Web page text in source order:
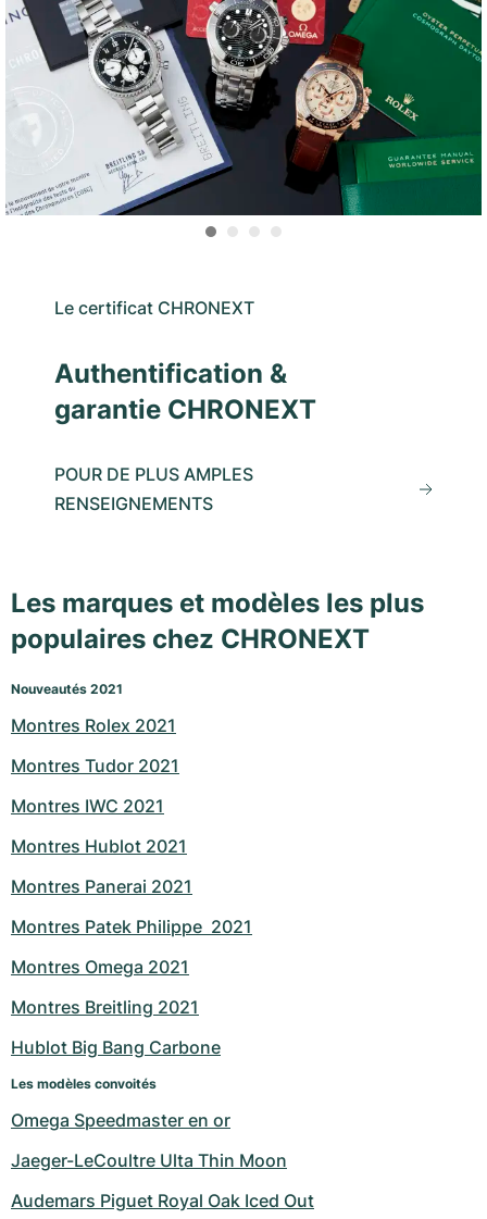
Le certificat CHRONEXT
Authentification &
garantie CHRONEXT
POUR DE PLUS AMPLES
RENSEIGNEMENTS
Les marques et modèles les plus
populaires chez CHRONEXT
Nouveautés 2021
Montres Rolex 2021
Montres Tudor 2021
Montres IWC 2021
Montres Hublot 2021
Montres Panerai 2021
Montres Patek Philippe  2021
Montres Omega 2021
Montres Breitling 2021
Hublot Big Bang Carbone
Les modèles convoités
Omega Speedmaster en or
Jaeger-LeCoultre Ulta Thin Moon
Audemars Piguet Royal Oak Iced Out